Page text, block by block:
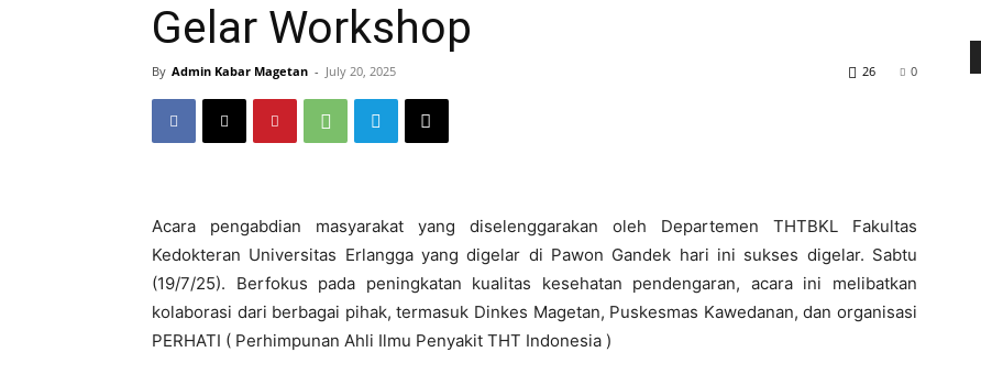
Gelar Workshop
By Admin Kabar Magetan - July 20, 2025 0
26
Acara pengabdian masyarakat yang diselenggarakan oleh Departemen THTBKL Fakultas
Kedokteran Universitas Erlangga yang digelar di Pawon Gandek hari ini sukses digelar. Sabtu
(19/7/25). Berfokus pada peningkatan kualitas kesehatan pendengaran, acara ini melibatkan
kolaborasi dari berbagai pihak, termasuk Dinkes Magetan, Puskesmas Kawedanan, dan organisasi
PERHATI ( Perhimpunan Ahli Ilmu Penyakit THT Indonesia )